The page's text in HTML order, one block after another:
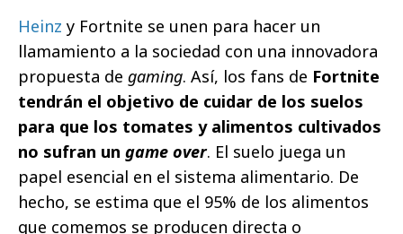
Heinz y Fortnite se unen para hacer un
llamamiento a la sociedad con una innovadora
propuesta de gaming. Así, los fans de Fortnite
tendrán el objetivo de cuidar de los suelos
para que los tomates y alimentos cultivados
no sufran un game over. El suelo juega un
papel esencial en el sistema alimentario. De
hecho, se estima que el 95% de los alimentos
que comemos se producen directa o